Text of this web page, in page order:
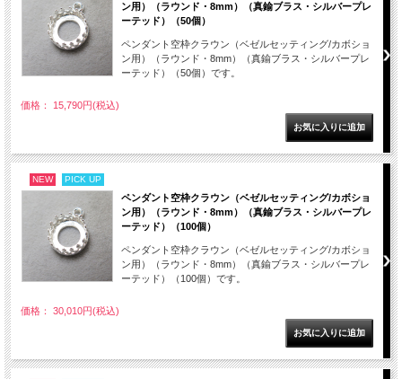
ン用）（ラウンド・8mm）（真鍮ブラス・シルバープレ
ーテッド）（50個）
ペンダント空枠クラウン（ベゼルセッティング/カボショ
ン用）（ラウンド・8mm）（真鍮ブラス・シルバープレ
ーテッド）（50個）です。
価格： 15,790円(税込)
NEW PICK UP
ペンダント空枠クラウン（ベゼルセッティング/カボショ
ン用）（ラウンド・8mm）（真鍮ブラス・シルバープレ
ーテッド）（100個）
ペンダント空枠クラウン（ベゼルセッティング/カボショ
ン用）（ラウンド・8mm）（真鍮ブラス・シルバープレ
ーテッド）（100個）です。
価格： 30,010円(税込)